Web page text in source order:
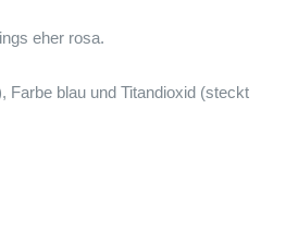
eher rosa.
Farbe blau und Titandioxid (steckt